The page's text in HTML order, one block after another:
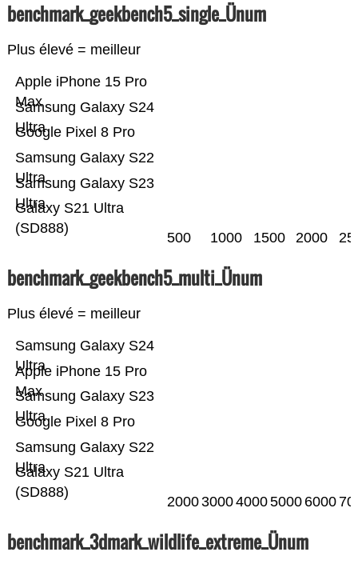
benchmark_geekbench5_single_Ünum
Plus élevé = meilleur
Galaxy S21 Ultra
(SD888)
Samsung Galaxy S23
Ultra
Samsung Galaxy S22
Ultra
Google Pixel 8 Pro
Samsung Galaxy S24
Ultra
Apple iPhone 15 Pro
Max
500 1000 1500 2000
benchmark_geekbench5_multi_Ünum
Plus élevé = meilleur
Galaxy S21 Ultra
(SD888)
Samsung Galaxy S22
Ultra
Google Pixel 8 Pro
Samsung Galaxy S23
Ultra
Apple iPhone 15 Pro
Max
Samsung Galaxy S24
Ultra
2000300040005000 6000
benchmark_3dmark_wildlife_extreme_Ünum